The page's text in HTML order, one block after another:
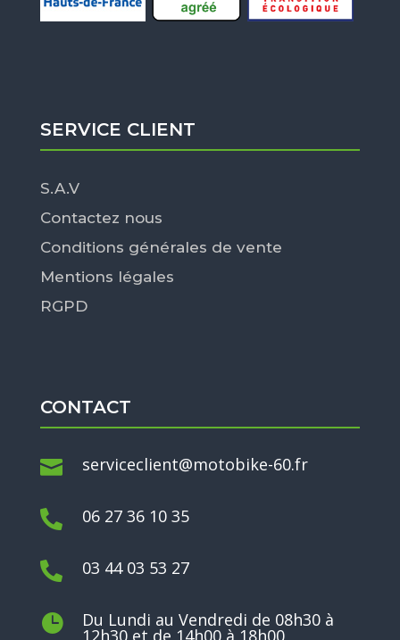
SERVICE CLIENT
S.A.V
Contactez nous
Conditions générales de vente
Mentions légales
RGPD
CONTACT
 serviceclient@motobike-60.fr
 06 27 36 10 35
 03 44 03 53 27
 Du Lundi au Vendredi de 08h30 à
12h30 et de 14h00 à 18h00